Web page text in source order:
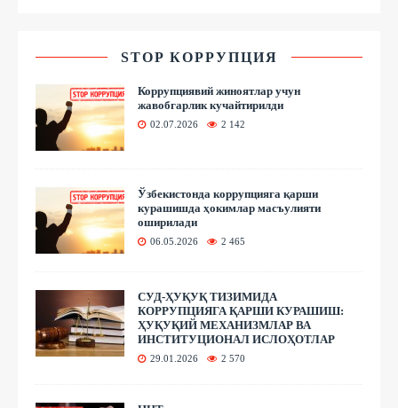
STOP КОРРУПЦИЯ
Коррупциявий жиноятлар учун
жавобгарлик кучайтирилди
02.07.2026 2 142
Ўзбекистонда коррупцияга қарши
курашишда ҳокимлар масъулияти
оширилади
06.05.2026 2 465
СУД-ҲУҚУҚ ТИЗИМИДА
КОРРУПЦИЯГА ҚАРШИ КУРАШИШ:
ҲУҚУҚИЙ МЕХАНИЗМЛАР ВА
ИНСТИТУЦИОНАЛ ИСЛОҲОТЛАР
29.01.2026 2 570